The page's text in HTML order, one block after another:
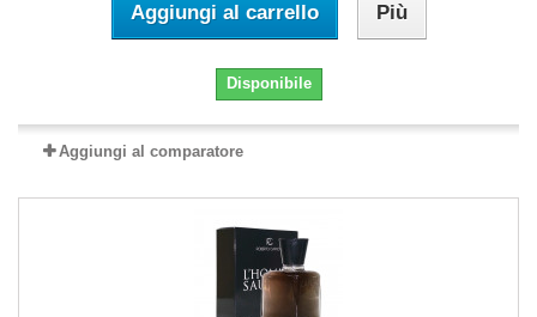
Aggiungi al carrello Più
Disponibile
Aggiungi al comparatore